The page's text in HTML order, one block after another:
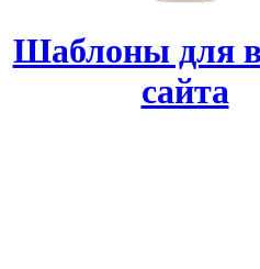
Шаблоны для
сайта